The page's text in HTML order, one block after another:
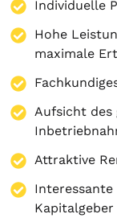
Individuelle
Hohe
maximale
Aufsicht des
Attraktive